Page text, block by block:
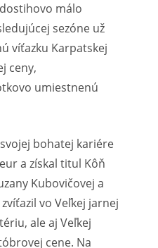
málo
sezóne už
víťazku Karpatskej
ceny,
umiestnenú
bohatej kariére
a získal titul Kôň
Kubovičovej a
vo Veľkej jarnej
ale aj Veľkej
cene. Na